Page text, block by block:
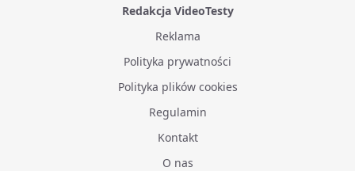
Redakcja VideoTesty
Reklama
Polityka prywatności
Polityka plików cookies
Regulamin
Kontakt
O nas